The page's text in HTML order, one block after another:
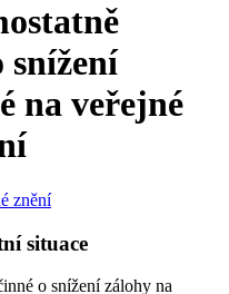
snížení
na veřejné
znění
situace
o snížení zálohy na